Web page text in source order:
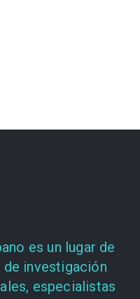
es un lugar de
de investigación
especialistas